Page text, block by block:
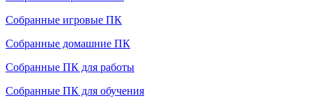
Собранные игровые ПК
Собранные домашние ПК
Собранные ПК для работы
Собранные ПК для обучения